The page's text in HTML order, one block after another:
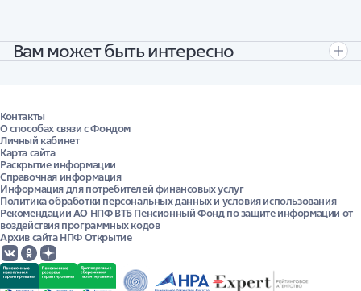
Вам может быть интересно
А
Абакан
Архангельск
Астрахань
Б
Барнаул
Белгород
Благовещенск
Брянск
В
Великий Новгород
Владивосток
Владикавказ
Владимир
Контакты
О способах связи с Фондом
Личный кабинет
Карта сайта
Раскрытие информации
Справочная информация
Информация для потребителей финансовых услуг
Политика обработки персональных данных и условия использования
Рекомендации АО НПФ ВТБ Пенсионный Фонд по защите информации от
воздействия программных кодов
Архив сайта НПФ Открытие